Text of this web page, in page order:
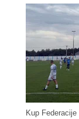
Kup Federacije